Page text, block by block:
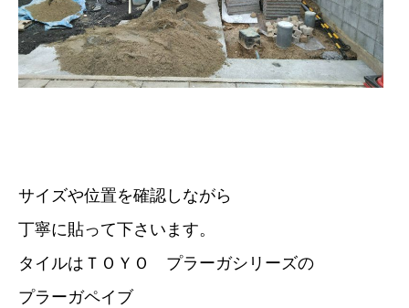
サイズや位置を確認しながら
丁寧に貼って下さいます。
タイルはＴＯＹＯ プラーガシリーズの
プラーガペイブ